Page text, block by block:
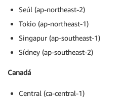
Seúl (ap-northeast-2)
Tokio (ap-northeast-1)
Singapur (ap-southeast-1)
Sídney (ap-southeast-2)
Canadá
Central (ca-central-1)